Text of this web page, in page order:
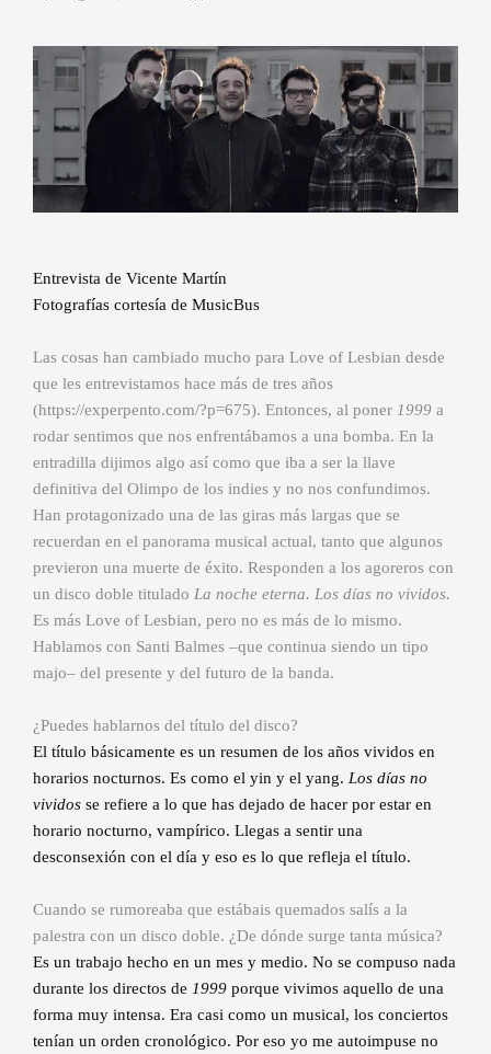
Entrevista de Vicente Martín
Fotografías cortesía de MusicBus
Las cosas han cambiado mucho para Love of Lesbian desde
que les entrevistamos hace más de tres años
(https://experpento.com/?p=675). Entonces, al poner 1999 a
rodar sentimos que nos enfrentábamos a una bomba. En la
entradilla dijimos algo así como que iba a ser la llave
definitiva del Olimpo de los indies y no nos confundimos.
Han protagonizado una de las giras más largas que se
recuerdan en el panorama musical actual, tanto que algunos
previeron una muerte de éxito. Responden a los agoreros con
un disco doble titulado La noche eterna. Los días no vividos.
Es más Love of Lesbian, pero no es más de lo mismo.
Hablamos con Santi Balmes –que continua siendo un tipo
majo– del presente y del futuro de la banda.
¿Puedes hablarnos del título del disco?
El título básicamente es un resumen de los años vividos en
horarios nocturnos. Es como el yin y el yang. Los días no
vividos se refiere a lo que has dejado de hacer por estar en
horario nocturno, vampírico. Llegas a sentir una
desconsexión con el día y eso es lo que refleja el título.
Cuando se rumoreaba que estábais quemados salís a la
palestra con un disco doble. ¿De dónde surge tanta música?
Es un trabajo hecho en un mes y medio. No se compuso nada
durante los directos de 1999 porque vivimos aquello de una
forma muy intensa. Era casi como un musical, los conciertos
tenían un orden cronológico. Por eso yo me autoimpuse no